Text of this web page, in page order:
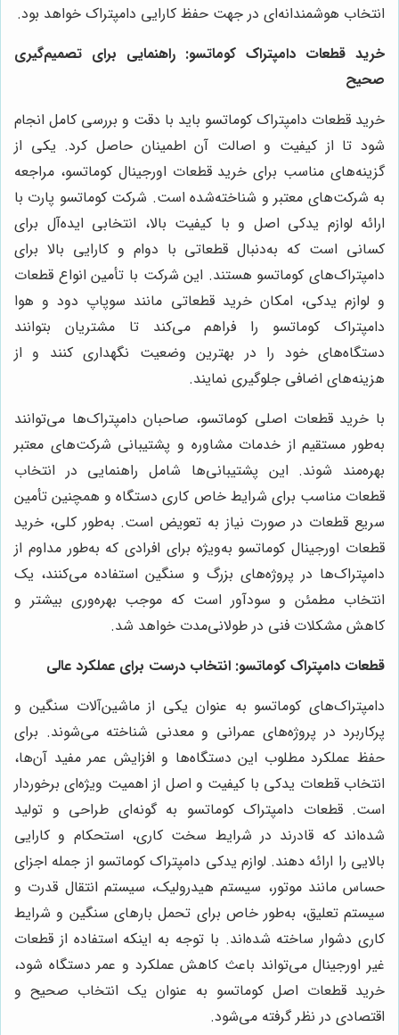
انتخاب هوشمندانه‌ای در جهت حفظ کارایی دامپتراک خواهد بود.
خرید قطعات دامپتراک کوماتسو: راهنمایی برای تصمیم‌گیری
صحیح
خرید قطعات دامپتراک کوماتسو باید با دقت و بررسی کامل انجام
شود تا از کیفیت و اصالت آن اطمینان حاصل کرد. یکی از
گزینه‌های مناسب برای خرید قطعات اورجینال کوماتسو، مراجعه
به شرکت‌های معتبر و شناخته‌شده است. شرکت کوماتسو پارت با
ارائه لوازم یدکی اصل و با کیفیت بالا، انتخابی ایده‌آل برای
کسانی است که به‌دنبال قطعاتی با دوام و کارایی بالا برای
دامپتراک‌های کوماتسو هستند. این شرکت با تأمین انواع قطعات
و لوازم یدکی، امکان خرید قطعاتی مانند سوپاپ دود و هوا
دامپتراک کوماتسو را فراهم می‌کند تا مشتریان بتوانند
دستگاه‌های خود را در بهترین وضعیت نگهداری کنند و از
هزینه‌های اضافی جلوگیری نمایند.
با خرید قطعات اصلی کوماتسو، صاحبان دامپتراک‌ها می‌توانند
به‌طور مستقیم از خدمات مشاوره و پشتیبانی شرکت‌های معتبر
بهره‌مند شوند. این پشتیبانی‌ها شامل راهنمایی در انتخاب
قطعات مناسب برای شرایط خاص کاری دستگاه و همچنین تأمین
سریع قطعات در صورت نیاز به تعویض است. به‌طور کلی، خرید
قطعات اورجینال کوماتسو به‌ویژه برای افرادی که به‌طور مداوم از
دامپتراک‌ها در پروژه‌های بزرگ و سنگین استفاده می‌کنند، یک
انتخاب مطمئن و سودآور است که موجب بهره‌وری بیشتر و
کاهش مشکلات فنی در طولانی‌مدت خواهد شد.
قطعات دامپتراک کوماتسو: انتخاب درست برای عملکرد عالی
دامپتراک‌های کوماتسو به عنوان یکی از ماشین‌آلات سنگین و
پرکاربرد در پروژه‌های عمرانی و معدنی شناخته می‌شوند. برای
حفظ عملکرد مطلوب این دستگاه‌ها و افزایش عمر مفید آن‌ها،
انتخاب قطعات یدکی با کیفیت و اصل از اهمیت ویژه‌ای برخوردار
است. قطعات دامپتراک کوماتسو به گونه‌ای طراحی و تولید
شده‌اند که قادرند در شرایط سخت کاری، استحکام و کارایی
بالایی را ارائه دهند. لوازم یدکی دامپتراک کوماتسو از جمله اجزای
حساس مانند موتور، سیستم هیدرولیک، سیستم انتقال قدرت و
سیستم تعلیق، به‌طور خاص برای تحمل بارهای سنگین و شرایط
کاری دشوار ساخته شده‌اند. با توجه به اینکه استفاده از قطعات
غیر اورجینال می‌تواند باعث کاهش عملکرد و عمر دستگاه شود،
خرید قطعات اصل کوماتسو به عنوان یک انتخاب صحیح و
اقتصادی در نظر گرفته می‌شود.